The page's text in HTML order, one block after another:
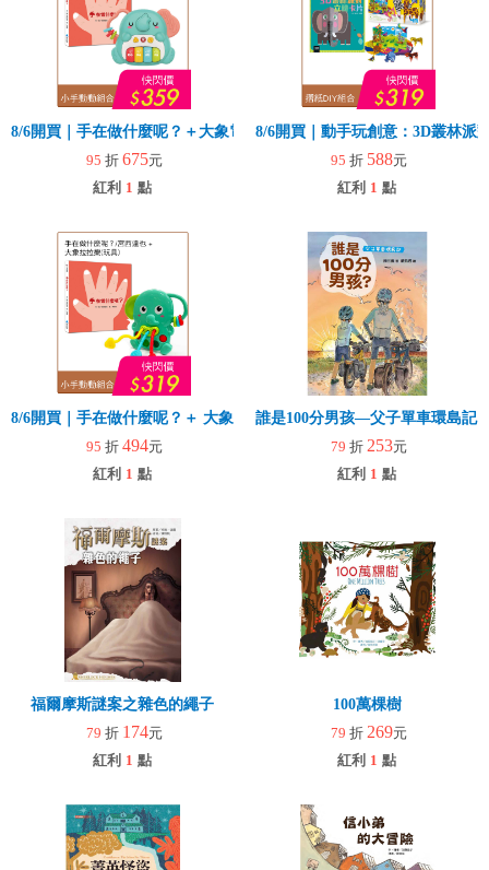
8/6開買｜手在做什麼呢？＋大象電子琴
95 折 675元
紅利 1 點
8/6開買｜動手玩創意：3D叢林派
95 折 588元
紅利 1 點
8/6開買｜手在做什麼呢？＋ 大象拉拉樂(玩具)
95 折 494元
紅利 1 點
誰是100分男孩—父子單車環島記
79 折 253元
紅利 1 點
福爾摩斯謎案之雜色的繩子
79 折 174元
紅利 1 點
100萬棵樹
79 折 269元
紅利 1 點